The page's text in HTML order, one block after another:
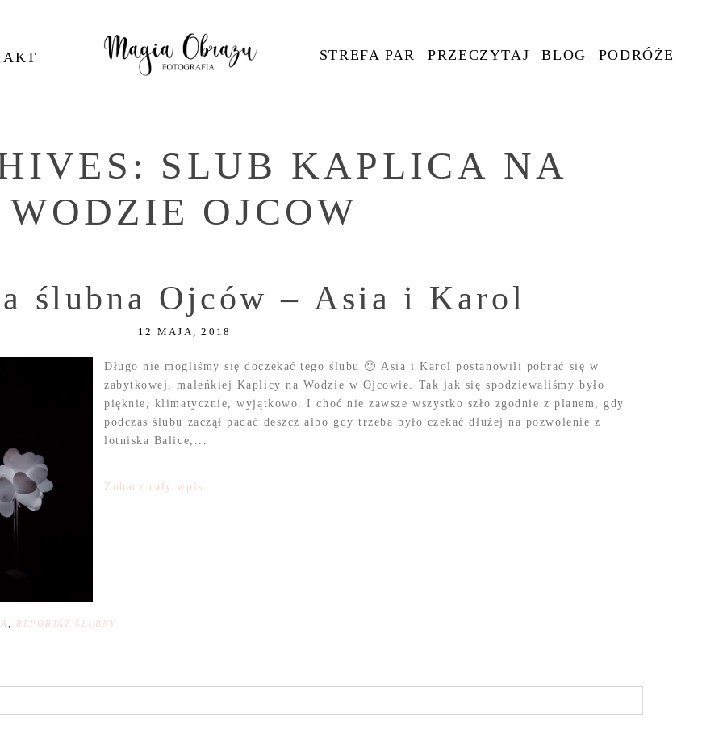
STREFA PAR PRZECZYTAJ BLOG PODRÓŻE
SLUB KAPLICA NA
WODZIE OJCOW
ślubna Ojców – Asia i Karol
12 MAJA, 2018
Długo nie mogliśmy się doczekać tego ślubu 🙂 Asia i Karol postanowili pobrać się w
zabytkowej, maleńkiej Kaplicy na Wodzie w Ojcowie. Tak jak się spodziewaliśmy było
pięknie, klimatycznie, wyjątkowo. I choć nie zawsze wszystko szło zgodnie z planem, gdy
podczas ślubu zaczął padać deszcz albo gdy trzeba było czekać dłużej na pozwolenie z
lotniska Balice,...
Zobacz cały wpis
REPORTAŻ ŚLUBNY